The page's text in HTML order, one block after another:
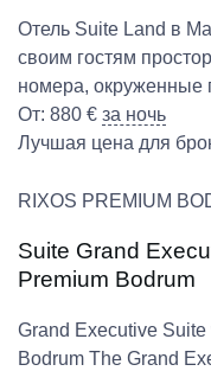
Отель Suite Land в
своим гостям
номера, окруженные
От: 880 € за ночь
Лучшая цена для
RIXOS PREMIUM
Suite Grand
Premium Bodrum
Grand Executive
Bodrum The Grand